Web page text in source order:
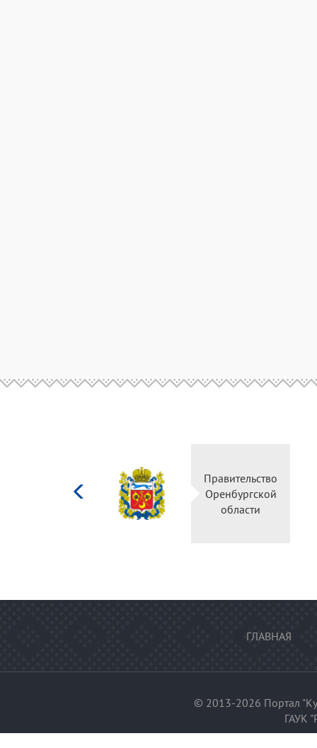
Правительство
Оренбургской
области
ГЛАВНАЯ
© 2013-2026 Портал
ГАУК